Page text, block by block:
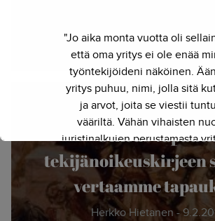
Oikeus
tekijänoikeuskirjeen
vertaamme
Herkko Hietanen -
"Jo aika monta vuotta oli
että oma yritys ei ole enää
työntekijöideni näköinen.
yritys puhuu, nimi, jolla sitä
ja arvot, joita se viestii
vääriltä. Vähän vihaisten
juristinalkujen perustamasta
on kasvanut kokenut ja
näkemyksellinen
Siksi julkaisimme uuden
verkkosivun. Out with the old